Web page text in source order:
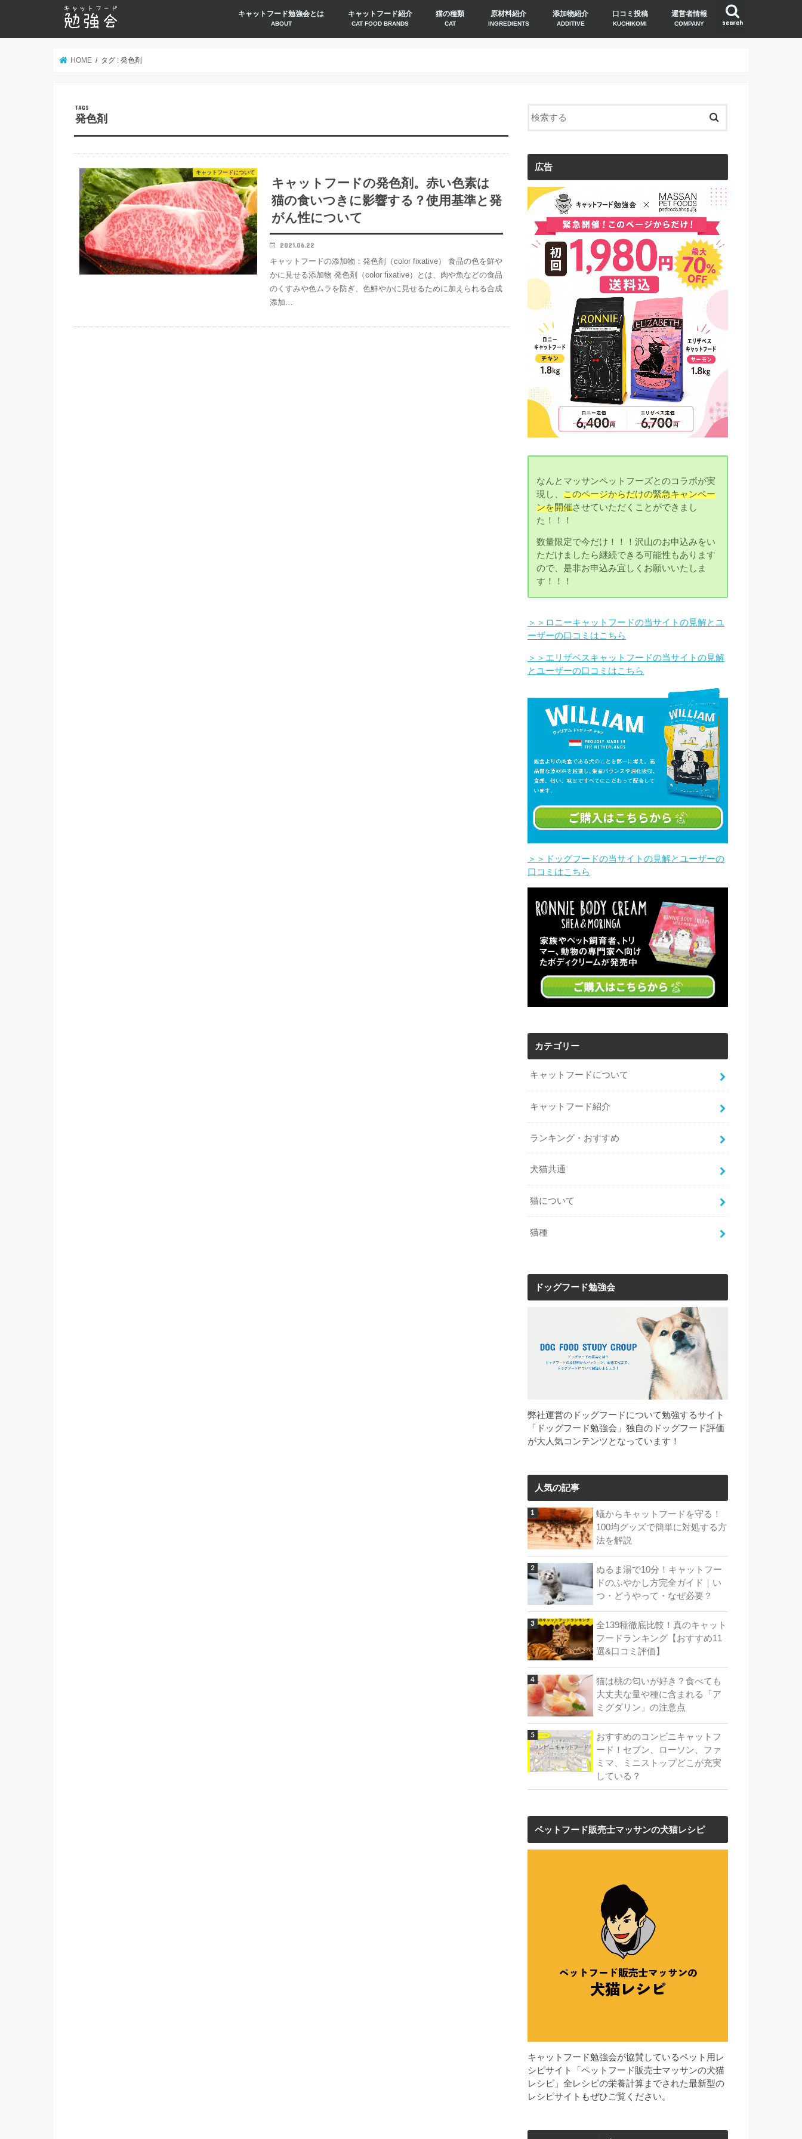
search
キャットフード勉強会とは
ABOUT
キャットフード紹介
CAT FOOD BRANDS
猫の種類
CAT
原材料紹介
INGREDIENTS
添加物紹介
ADDITIVE
口コミ投稿
KUCHIKOMI
運営者情報
COMPANY
HOME タグ : 発色剤
発色剤
キャットフードについて
キャットフードの発色剤。赤い色素は
猫の食いつきに影響する？使用基準と発
がん性について
2021.06.22
キャットフードの添加物：発色剤（color fixative） 食品の色を鮮や
かに見せる添加物 発色剤（color fixative）とは、肉や魚などの食品
のくすみや色ムラを防ぎ、色鮮やかに見せるために加えられる合成
添加…
広告
なんとマッサンペットフーズとのコラボが実
現し、このページからだけの緊急キャンペー
ンを開催させていただくことができまし
た！！！
数量限定で今だけ！！！沢山のお申込みをい
ただけましたら継続できる可能性もあります
ので、是非お申込み宜しくお願いいたしま
す！！！
＞＞ロニーキャットフードの当サイトの見解とユ
ーザーの口コミはこちら
＞＞エリザベスキャットフードの当サイトの見解
とユーザーの口コミはこちら
＞＞ドッグフードの当サイトの見解とユーザーの
口コミはこちら
カテゴリー
キャットフードについて
キャットフード紹介
ランキング・おすすめ
犬猫共通
猫について
猫種
ドッグフード勉強会
弊社運営のドッグフードについて勉強するサイト
「ドッグフード勉強会」独自のドッグフード評価
が大人気コンテンツとなっています！
人気の記事
蟻からキャットフードを守る！
100均グッズで簡単に対処する方
法を解説
ぬるま湯で10分！キャットフー
ドのふやかし方完全ガイド｜い
つ・どうやって・なぜ必要？
全139種徹底比較！真のキャット
フードランキング【おすすめ11
選&口コミ評価】
猫は桃の匂いが好き？食べても
大丈夫な量や種に含まれる「ア
ミグダリン」の注意点
おすすめのコンビニキャットフ
ード！セブン、ローソン、ファ
ミマ、ミニストップどこが充実
している？
ペットフード販売士マッサンの犬猫レシピ
キャットフード勉強会が協賛しているペット用レ
シピサイト「ペットフード販売士マッサンの犬猫
レシピ」全レシピの栄養計算までされた最新型の
レシピサイトもぜひご覧ください。